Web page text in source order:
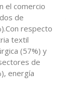
el comercio
de
respecto
textil
(57%) y
de
energía